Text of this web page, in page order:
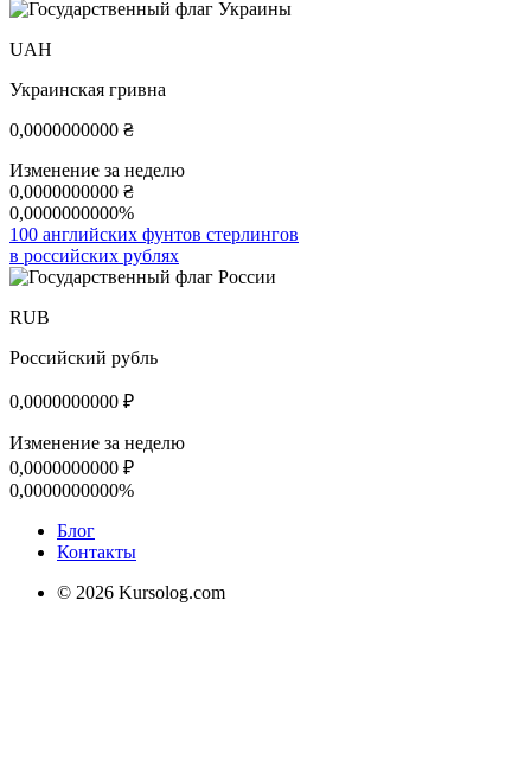
UAH
Украинская гривна
0,0000000000 ₴
Изменение за неделю
0,0000000000 ₴
0,0000000000%
100 английских фунтов стерлингов
в российских рублях
RUB
Российский рубль
0,0000000000 ₽
Изменение за неделю
0,0000000000 ₽
0,0000000000%
Блог
Контакты
© 2026 Kursolog.com